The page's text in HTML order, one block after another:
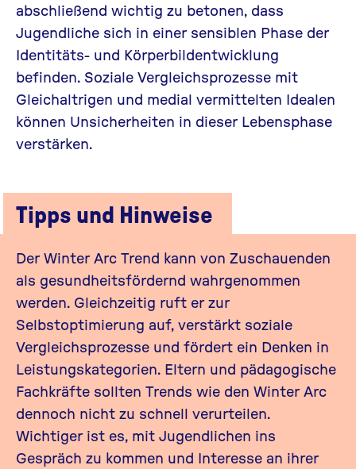
abschließend wichtig zu betonen, dass
Jugendliche sich in einer sensiblen Phase der
Identitäts- und Körperbildentwicklung
befinden. Soziale Vergleichsprozesse mit
Gleichaltrigen und medial vermittelten Idealen
können Unsicherheiten in dieser Lebensphase
verstärken.
Tipps und Hinweise
Der Winter Arc Trend kann von Zuschauenden
als gesundheitsfördernd wahrgenommen
werden. Gleichzeitig ruft er zur
Selbstoptimierung auf, verstärkt soziale
Vergleichsprozesse und fördert ein Denken in
Leistungskategorien. Eltern und pädagogische
Fachkräfte sollten Trends wie den Winter Arc
dennoch nicht zu schnell verurteilen.
Wichtiger ist es, mit Jugendlichen ins
Gespräch zu kommen und Interesse an ihrer